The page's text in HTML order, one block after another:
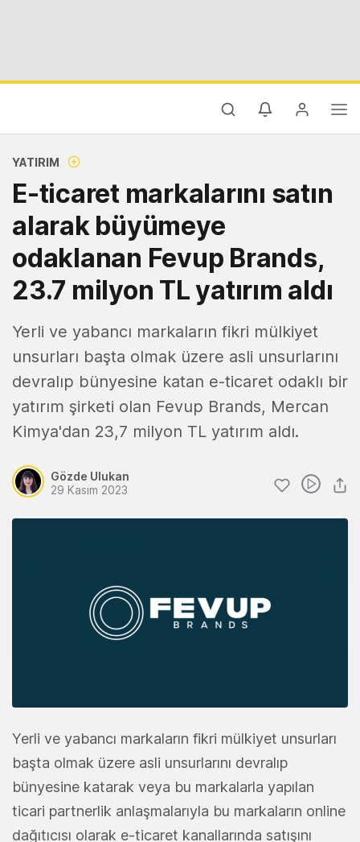
YATIRIM
E-ticaret markalarını satın
alarak büyümeye
odaklanan Fevup Brands,
23.7 milyon TL yatırım aldı
Yerli ve yabancı markaların fikri mülkiyet
unsurları başta olmak üzere asli unsurlarını
devralıp bünyesine katan e-ticaret odaklı bir
yatırım şirketi olan Fevup Brands, Mercan
Kimya'dan 23,7 milyon TL yatırım aldı.
Gözde Ulukan
29 Kasım 2023
Yerli ve yabancı markaların fikri mülkiyet unsurları
başta olmak üzere asli unsurlarını devralıp
bünyesine katarak veya bu markalarla yapılan
ticari partnerlik anlaşmalarıyla bu markaların online
dağıtıcısı olarak e-ticaret kanallarında satışını